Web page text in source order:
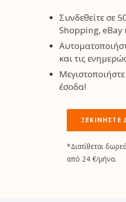
Συνδεθείτε σε
Shopping, eBay
και τις
έσοδα!
*Διατίθεται
από 24 €/μήνα.